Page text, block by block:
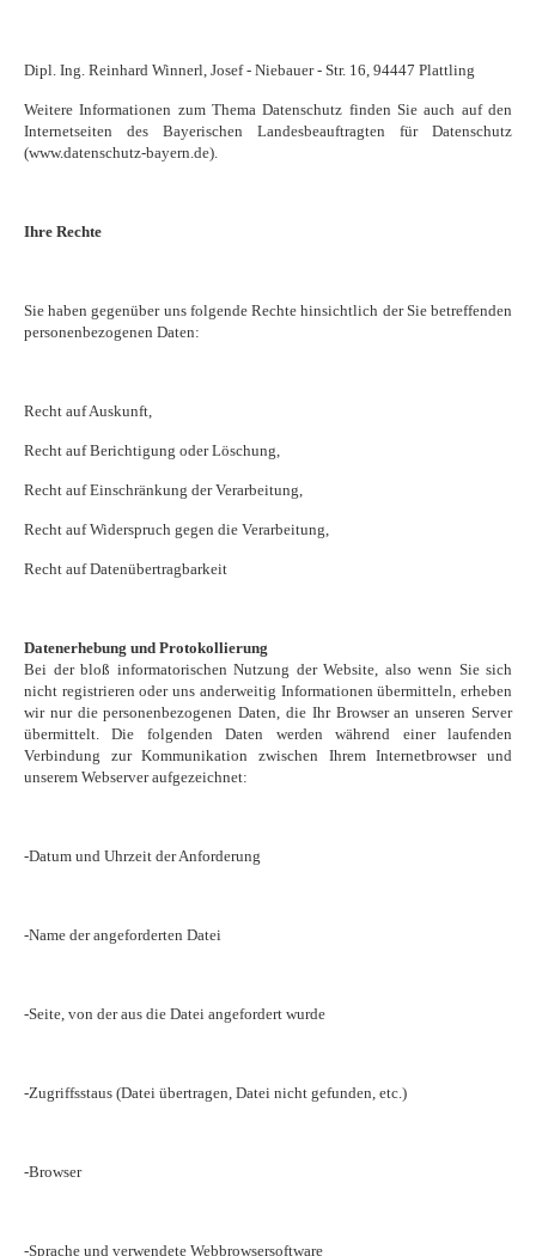
Dipl. Ing. Reinhard Winnerl, Josef - Niebauer - Str. 16, 94447 Plattling
Weitere Informationen zum Thema Datenschutz finden Sie auch auf den
Internetseiten des Bayerischen Landesbeauftragten für Datenschutz
(www.datenschutz-bayern.de).
Ihre Rechte
Sie haben gegenüber uns folgende Rechte hinsichtlich der Sie betreffenden
personenbezogenen Daten:
Recht auf Auskunft,
Recht auf Berichtigung oder Löschung,
Recht auf Einschränkung der Verarbeitung,
Recht auf Widerspruch gegen die Verarbeitung,
Recht auf Datenübertragbarkeit
Datenerhebung und Protokollierung
Bei der bloß informatorischen Nutzung der Website, also wenn Sie sich
nicht registrieren oder uns anderweitig Informationen übermitteln, erheben
wir nur die personenbezogenen Daten, die Ihr Browser an unseren Server
übermittelt. Die folgenden Daten werden während einer laufenden
Verbindung zur Kommunikation zwischen Ihrem Internetbrowser und
unserem Webserver aufgezeichnet:
-Datum und Uhrzeit der Anforderung
-Name der angeforderten Datei
-Seite, von der aus die Datei angefordert wurde
-Zugriffsstaus (Datei übertragen, Datei nicht gefunden, etc.)
-Browser
-Sprache und verwendete Webbrowsersoftware